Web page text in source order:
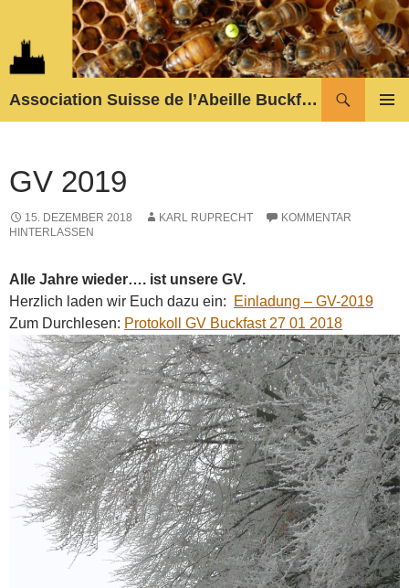
springen
Association Suisse de l’Abeille Buckfast
GV 2019
15. DEZEMBER 2018 KARL RUPRECHT
KOMMENTAR
HINTERLASSEN
Alle Jahre wieder…. ist unsere GV.
Herzlich laden wir Euch dazu ein:
Einladung – GV-2019
Zum Durchlesen: Protokoll GV Buckfast 27 01 2018